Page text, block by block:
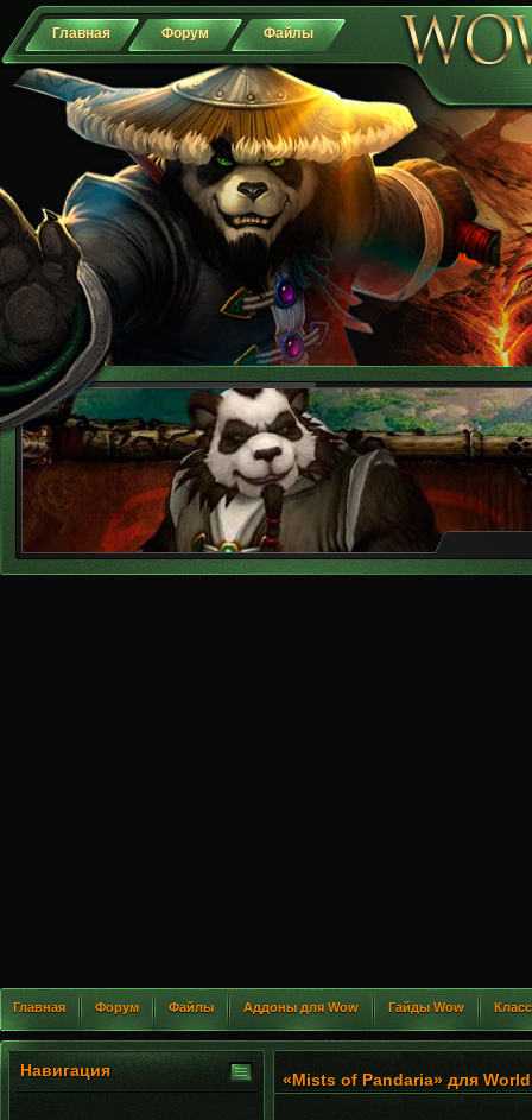
Главная Форум Файлы
Главная Форум Файлы Аддоны для Wow Гайды Wow
Навигация «Mists of Pandaria» для